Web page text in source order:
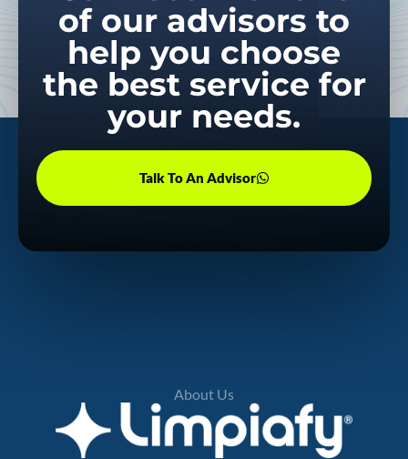
of our advisors to
help you choose
the best service for
your needs.
Talk To An Advisor
About Us